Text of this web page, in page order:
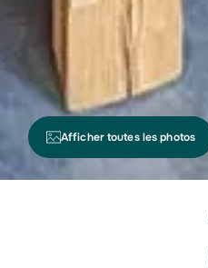
Afficher toutes les photos